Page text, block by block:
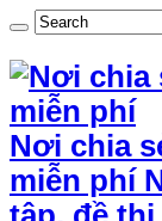
Nơi chia
miễn phí